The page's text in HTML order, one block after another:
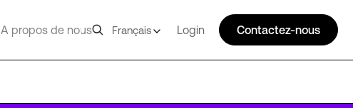
A propos de nous Français Login Contactez-nous
DUB14